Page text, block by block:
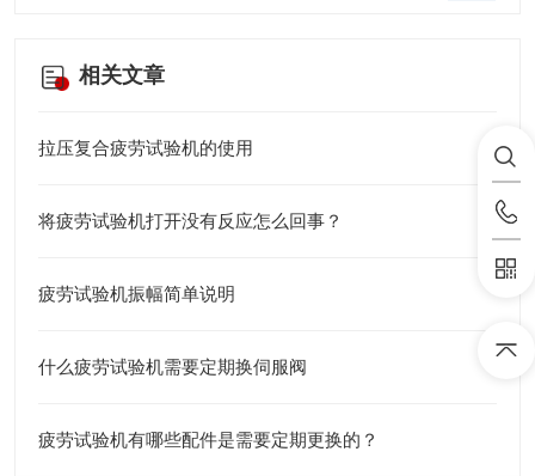
相关文章
拉压复合疲劳试验机的使用
将疲劳试验机打开没有反应怎么回事？
疲劳试验机振幅简单说明
什么疲劳试验机需要定期换伺服阀
疲劳试验机有哪些配件是需要定期更换的？